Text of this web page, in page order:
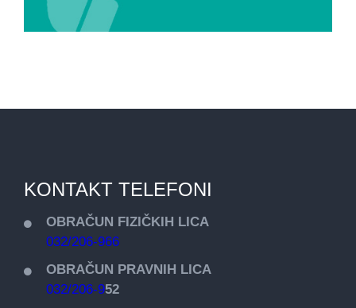
KONTAKT TELEFONI
OBRAČUN FIZIČKIH LICA
032/206-966
OBRAČUN PRAVNIH LICA
032/206-952